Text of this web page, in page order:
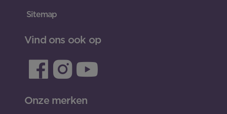
Sitemap
Vind ons ook op
Onze merken